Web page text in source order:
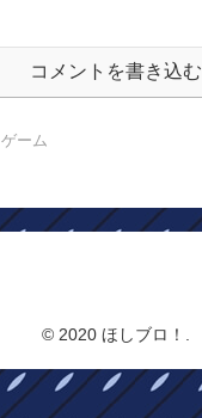
コメントを書き込む
ゲーム
© 2020 ほしブロ！.